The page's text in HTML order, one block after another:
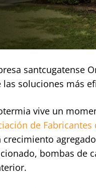
santcugatense
las soluciones más
vive un
de Fabricantes
crecimiento
bombas de